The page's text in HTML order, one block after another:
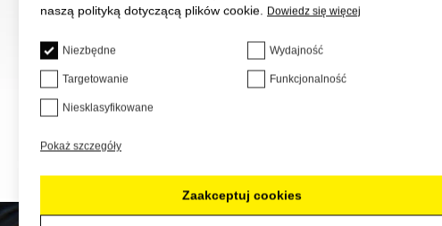
naszą polityką dotyczącą plików cookie. Dowiedz się więcej
Niezbędne Wydajność
Targetowanie Funkcjonalność
Niesklasyfikowane
Pokaż szczegóły
Zaakceptuj cookies